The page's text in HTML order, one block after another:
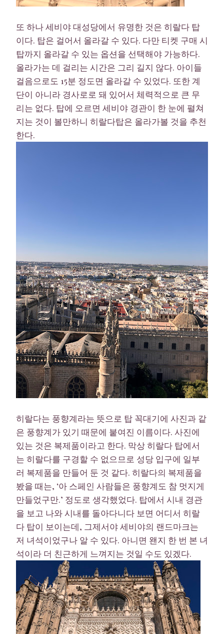
또 하나 세비야 대성당에서 유명한 것은 히랄다 탑
이다. 탑은 걸어서 올라갈 수 있다. 다만 티켓 구매 시
탑까지 올라갈 수 있는 옵션을 선택해야 가능하다.
올라가는 데 걸리는 시간은 그리 길지 않다. 아이들
걸음으로도 15분 정도면 올라갈 수 있었다. 또한 계
단이 아니라 경사로로 돼 있어서 체력적으로 큰 무
리는 없다. 탑에 오르면 세비야 경관이 한 눈에 펼쳐
지는 것이 볼만하니 히랄다탑은 올라가볼 것을 추천
한다.
히랄다는 풍향계라는 뜻으로 탑 꼭대기에 사진과 같
은 풍향계가 있기 때문에 붙여진 이름이다. 사진에
있는 것은 복제품이라고 한다. 막상 히랄다 탑에서
는 히랄다를 구경할 수 없으므로 성당 입구에 일부
러 복제품을 만들어 둔 것 같다. 히랄다의 복제품을
봤을 때는, ‘아 스페인 사람들은 풍향계도 참 멋지게
만들었구만.’ 정도로 생각했었다. 탑에서 시내 경관
을 보고 나와 시내를 돌아다니다 보면 어디서 히랄
다 탑이 보이는데, 그제서야 세비야의 랜드마크는
저 녀석이었구나 알 수 있다. 아니면 왠지 한 번 본 녀
석이라 더 친근하게 느껴지는 것일 수도 있겠다.